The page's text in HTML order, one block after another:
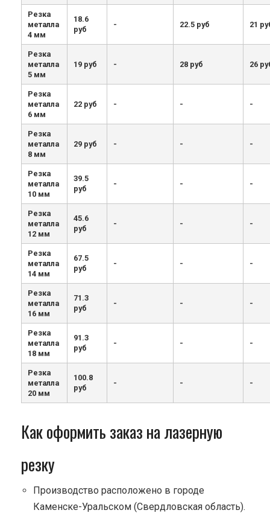
Резка
металла
4 мм
18.6
руб
- 22.5 руб 21
Резка
металла
5 мм
19 руб - 28 руб 26
Резка
металла
6 мм
22 руб - - -
Резка
металла
8 мм
29 руб - - -
Резка
металла
10 мм
39.5
руб
- - -
Резка
металла
12 мм
45.6
руб
- - -
Резка
металла
14 мм
67.5
руб
- - -
Резка
металла
16 мм
71.3
руб
- - -
Резка
металла
18 мм
91.3
руб
- - -
Резка
металла
20 мм
100.8
руб
- - -
Как оформить заказ на лазерную
резку
Производство расположено в городе
Каменске-Уральском (Свердловская область).